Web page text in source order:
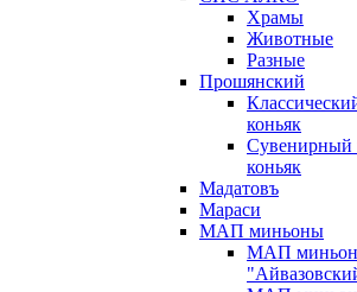
Храмы
Животные
Разные
Прошянский
коньяк
коньяк
Мадатовъ
Мараси
МАП миньоны
МАП